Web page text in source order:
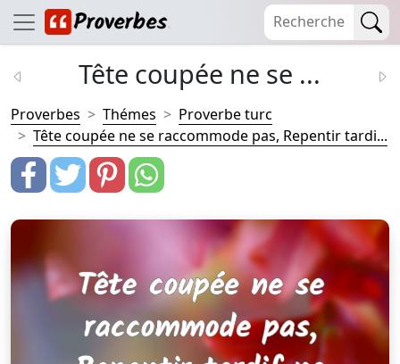
Tête coupée ne se ...
Proverbes Thémes
Proverbe turc
Tête coupée ne se raccommode pas, Repentir tardi...